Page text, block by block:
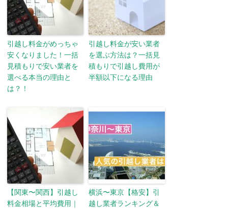
引越し料金がめっちゃ
安くなりました！一括
見積もりで安い業者を
選べる本当の理由と
は？！
引越し料金が安い業者
を選ぶ方法は？一括見
積もりで引越し費用が
半額以下になる理由
【関東〜関西】引越し
料金相場と平均費用｜
横浜〜東京【格安】引
越し業者ランキング＆